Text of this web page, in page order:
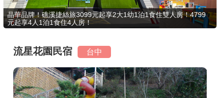
最新消息
最新留言
商家合作
晶華品牌！礁溪捷絲旅3099元起享2大1幼1泊1食住雙人房！4799
元起享4人1泊1食住4人房！
流星花園民宿 台中